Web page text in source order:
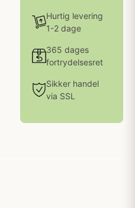
Hurtig levering
1-2 dage
365 dages
fortrydelsesret
Sikker handel
via SSL